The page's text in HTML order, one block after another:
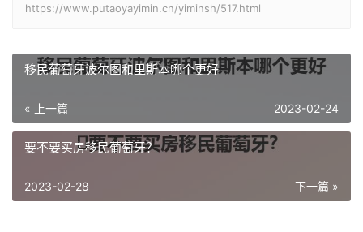
https://www.putaoyayimin.cn/yiminsh/517.html
移民葡萄牙波尔图和里斯本哪个更好
« 上一篇 2023-02-24
​要不要买房移民葡萄牙？
下一篇 »
2023-02-28